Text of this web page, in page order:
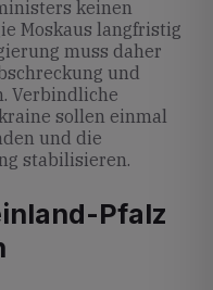
keinen
Moskaus langfristig
muss daher
und
Verbindliche
sollen einmal
und die
stabilisieren.
Pfalz